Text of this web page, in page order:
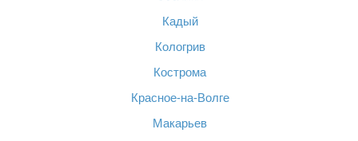
Кадый
Кологрив
Кострома
Красное-на-Волге
Макарьев